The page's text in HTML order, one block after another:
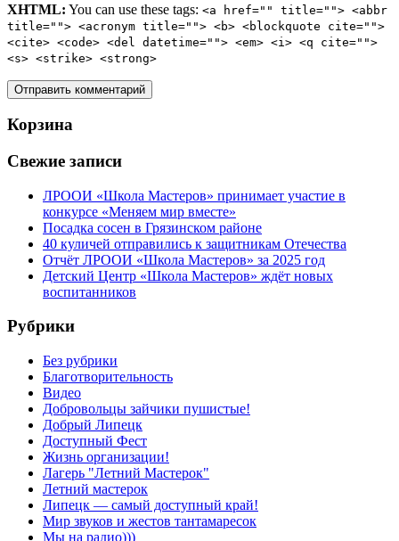
XHTML: You can use these tags: <a href="" title=""> <abbr
title=""> <acronym title=""> <b> <blockquote cite="">
<cite> <code> <del datetime=""> <em> <i> <q cite="">
<s> <strike> <strong>
Корзина
Свежие записи
ЛРООИ «Школа Мастеров» принимает участие в
конкурсе «Меняем мир вместе»
Посадка сосен в Грязинском районе
40 куличей отправились к защитникам Отечества
Отчёт ЛРООИ «Школа Мастеров» за 2025 год
Детский Центр «Школа Мастеров» ждёт новых
воспитанников
Рубрики
Без рубрики
Благотворительность
Видео
Добровольцы зайчики пушистые!
Добрый Липецк
Доступный Фест
Жизнь организации!
Лагерь "Летний Мастерок"
Летний мастерок
Липецк — самый доступный край!
Мир звуков и жестов тантамаресок
Мы на радио)))